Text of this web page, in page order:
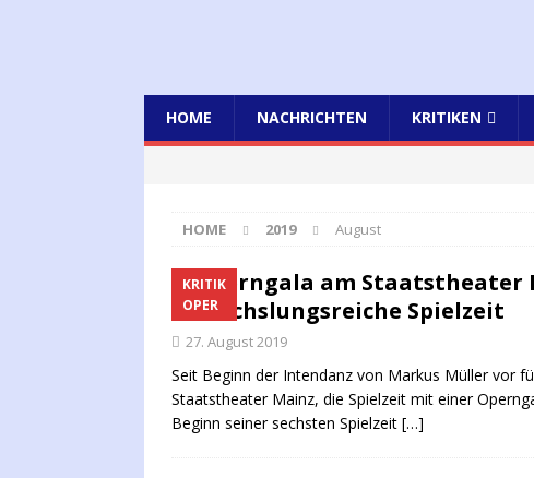
HOME NACHRICHTEN KRITIKEN
HOME 2019 August
KRITIK
OPER
Operngala am Staatstheater
abwechslungsreiche Spielzeit
27. August 2019
Seit Beginn der Intendanz von Markus Müller vor
Staatstheater Mainz, die Spielzeit mit einer
Beginn seiner sechsten Spielzeit […]